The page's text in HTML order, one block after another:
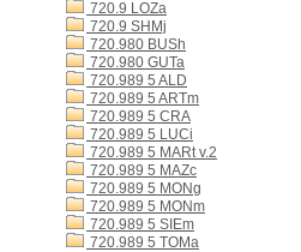
720.9 LOZa
720.9 SHMj
720.980 BUSh
720.980 GUTa
720.989 5 ALD
720.989 5 ARTm
720.989 5 CRA
720.989 5 LUCi
720.989 5 MARt v.2
720.989 5 MAZc
720.989 5 MONg
720.989 5 MONm
720.989 5 SIEm
720.989 5 TOMa